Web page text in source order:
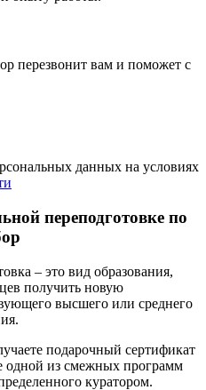
перезвонит вам и поможет с
данных на условиях
переподготовке по
– это вид образования,
получить новую
высшего или среднего
подарочный сертификат
одной из смежных программ
куратором.